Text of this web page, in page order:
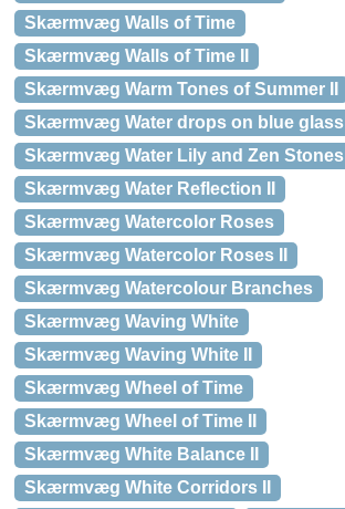
Skærmvæg Walls of Time
Skærmvæg Walls of Time II
Skærmvæg Warm Tones of Summer II
Skærmvæg Water drops on blue glass
Skærmvæg Water Lily and Zen Stones
Skærmvæg Water Reflection II
Skærmvæg Watercolor Roses
Skærmvæg Watercolor Roses II
Skærmvæg Watercolour Branches
Skærmvæg Waving White
Skærmvæg Waving White II
Skærmvæg Wheel of Time
Skærmvæg Wheel of Time II
Skærmvæg White Balance II
Skærmvæg White Corridors II